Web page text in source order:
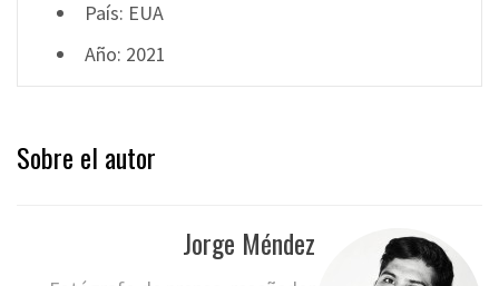
País: EUA
Año: 2021
Sobre el autor
Jorge Méndez